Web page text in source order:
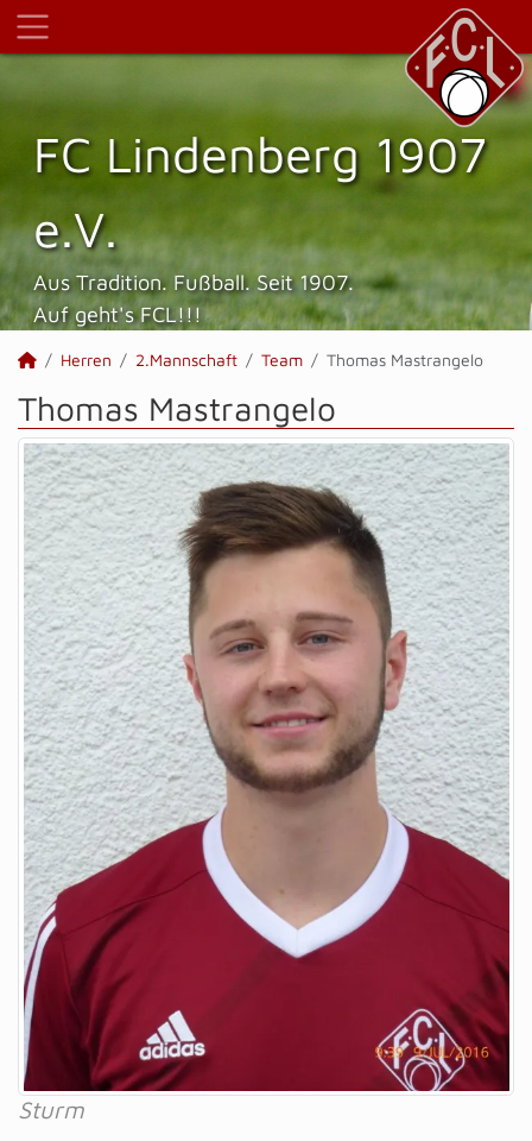
FC Lindenberg 1907
e.V.
Aus Tradition. Fußball. Seit 1907.
Auf geht's FCL!!!
Herren 2.Mannschaft Team Thomas Mastrangelo
Thomas Mastrangelo
Sturm